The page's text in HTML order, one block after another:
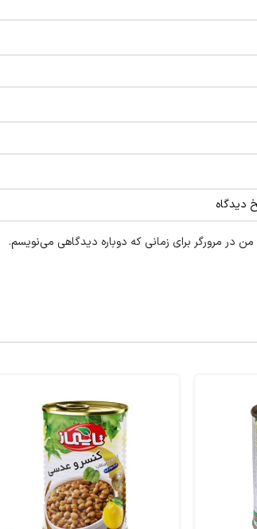
در مرورگر برای زمانی که دوباره دیدگاهی می‌نویسم.